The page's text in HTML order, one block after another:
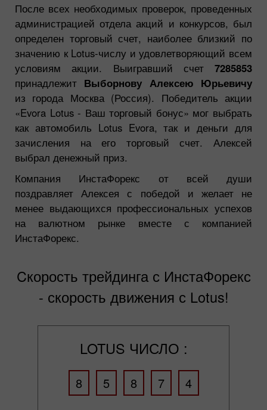
После всех необходимых проверок, проведенных
администрацией отдела акций и конкурсов, был
определен торговый счет, наиболее близкий по
значению к Lotus-числу и удовлетворяющий всем
условиям акции. Выигравший счет 7285853
принадлежит Выборнову Алексею Юрьевичу
из города Москва (Россия). Победитель акции
«Evora Lotus - Ваш торговый бонус» мог выбрать
как автомобиль Lotus Evora, так и деньги для
зачисления на его торговый счет. Алексей
выбрал денежный приз.
Компания ИнстаФорекс от всей души
поздравляет Алексея с победой и желает не
менее выдающихся профессиональных успехов
на валютном рынке вместе с компанией
ИнстаФорекс.
Cкорость трейдинга с ИнстаФорекс
- скорость движения с Lotus!
LOTUS ЧИСЛО :
8 5 8 7 4